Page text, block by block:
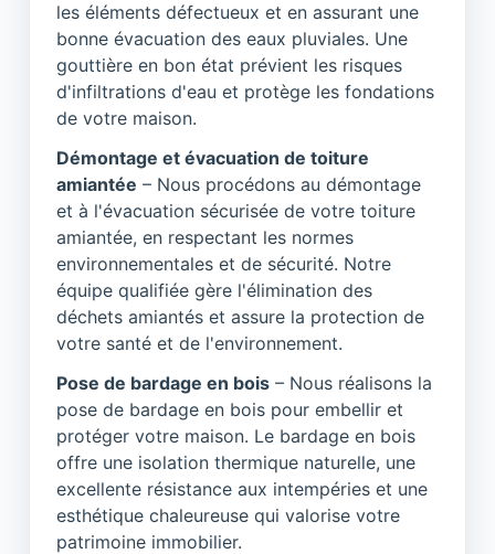
les éléments défectueux et en assurant une
bonne évacuation des eaux pluviales. Une
gouttière en bon état prévient les risques
d'infiltrations d'eau et protège les fondations
de votre maison.
Démontage et évacuation de toiture
amiantée – Nous procédons au démontage
et à l'évacuation sécurisée de votre toiture
amiantée, en respectant les normes
environnementales et de sécurité. Notre
équipe qualifiée gère l'élimination des
déchets amiantés et assure la protection de
votre santé et de l'environnement.
Pose de bardage en bois – Nous réalisons la
pose de bardage en bois pour embellir et
protéger votre maison. Le bardage en bois
offre une isolation thermique naturelle, une
excellente résistance aux intempéries et une
esthétique chaleureuse qui valorise votre
patrimoine immobilier.